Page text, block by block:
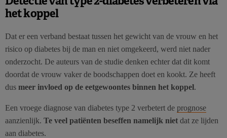
het koppel
Dat er een verband bestaat tussen het gewicht van de vrouw en het
risico op diabetes bij de man en niet omgekeerd, werd niet nader
onderzocht. De auteurs van de studie denken echter dat dit komt
doordat de vrouw vaker de boodschappen doet en kookt. Ze heeft
dus meer invloed op de eetgewoontes binnen het koppel.
Een vroege diagnose van diabetes type 2 verbetert de prognose
aanzienlijk. Te veel patiënten beseffen namelijk niet dat ze lijden
aan diabetes.